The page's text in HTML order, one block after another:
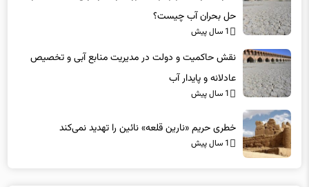
حل بحران آب چیست؟
1 سال پیش
نقش حاکمیت و دولت در مدیریت منابع آبی و تخصیص
عادلانه و پایدار آب
1 سال پیش
خطری حریم «نارین قلعه‌» نائین را تهدید نمی‌کند
1 سال پیش